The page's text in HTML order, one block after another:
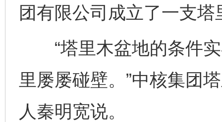
团有限公司成立了一支
“塔里木盆地的条件实
里屡屡碰壁。”中核集团
人秦明宽说。